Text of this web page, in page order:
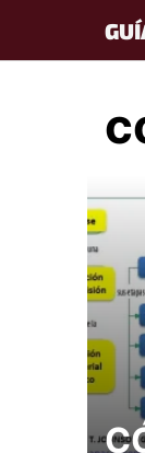
content